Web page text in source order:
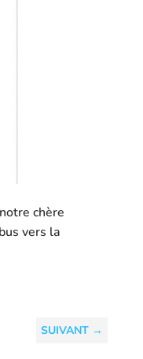
chère
vers la
SUIVANT →